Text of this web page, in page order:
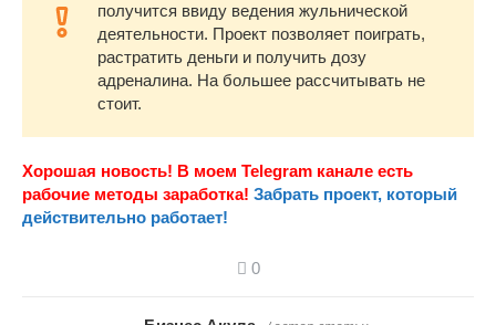
получится ввиду ведения жульнической
деятельности. Проект позволяет поиграть,
растратить деньги и получить дозу
адреналина. На большее рассчитывать не
стоит.
Хорошая новость! В моем Telegram канале есть
рабочие методы заработка! Забрать проект, который
действительно работает!
0